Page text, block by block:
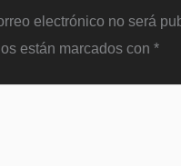
electrónico no será
están marcados con *